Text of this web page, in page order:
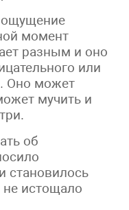
момент
разным и оно
или
Оно может
мучить и
об
становилось
не истощало